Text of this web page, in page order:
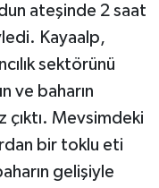
ateşinde 2 saat
Kayaalp,
sektörünü
ve baharın
Mevsimdeki
bir toklu eti
gelişiyle